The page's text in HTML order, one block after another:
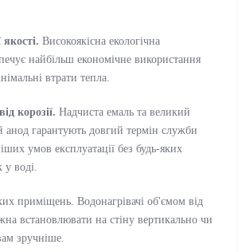
Високоякісна екологічна
найбільш економічне використання
втрати тепла.
корозії. Надчиста емаль та великий
анод гарантують довгий термін служби
умов експлуатації без будь-яких
воді.
приміщень. Водонагрівачі об'ємом від
встановлювати на стіну вертикально чи
зручніше.